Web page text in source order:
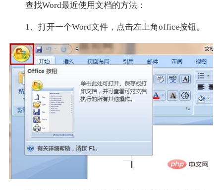
查找Word最近使用文档的方法：
1、打开一个Word文件，点击左上角office按钮。